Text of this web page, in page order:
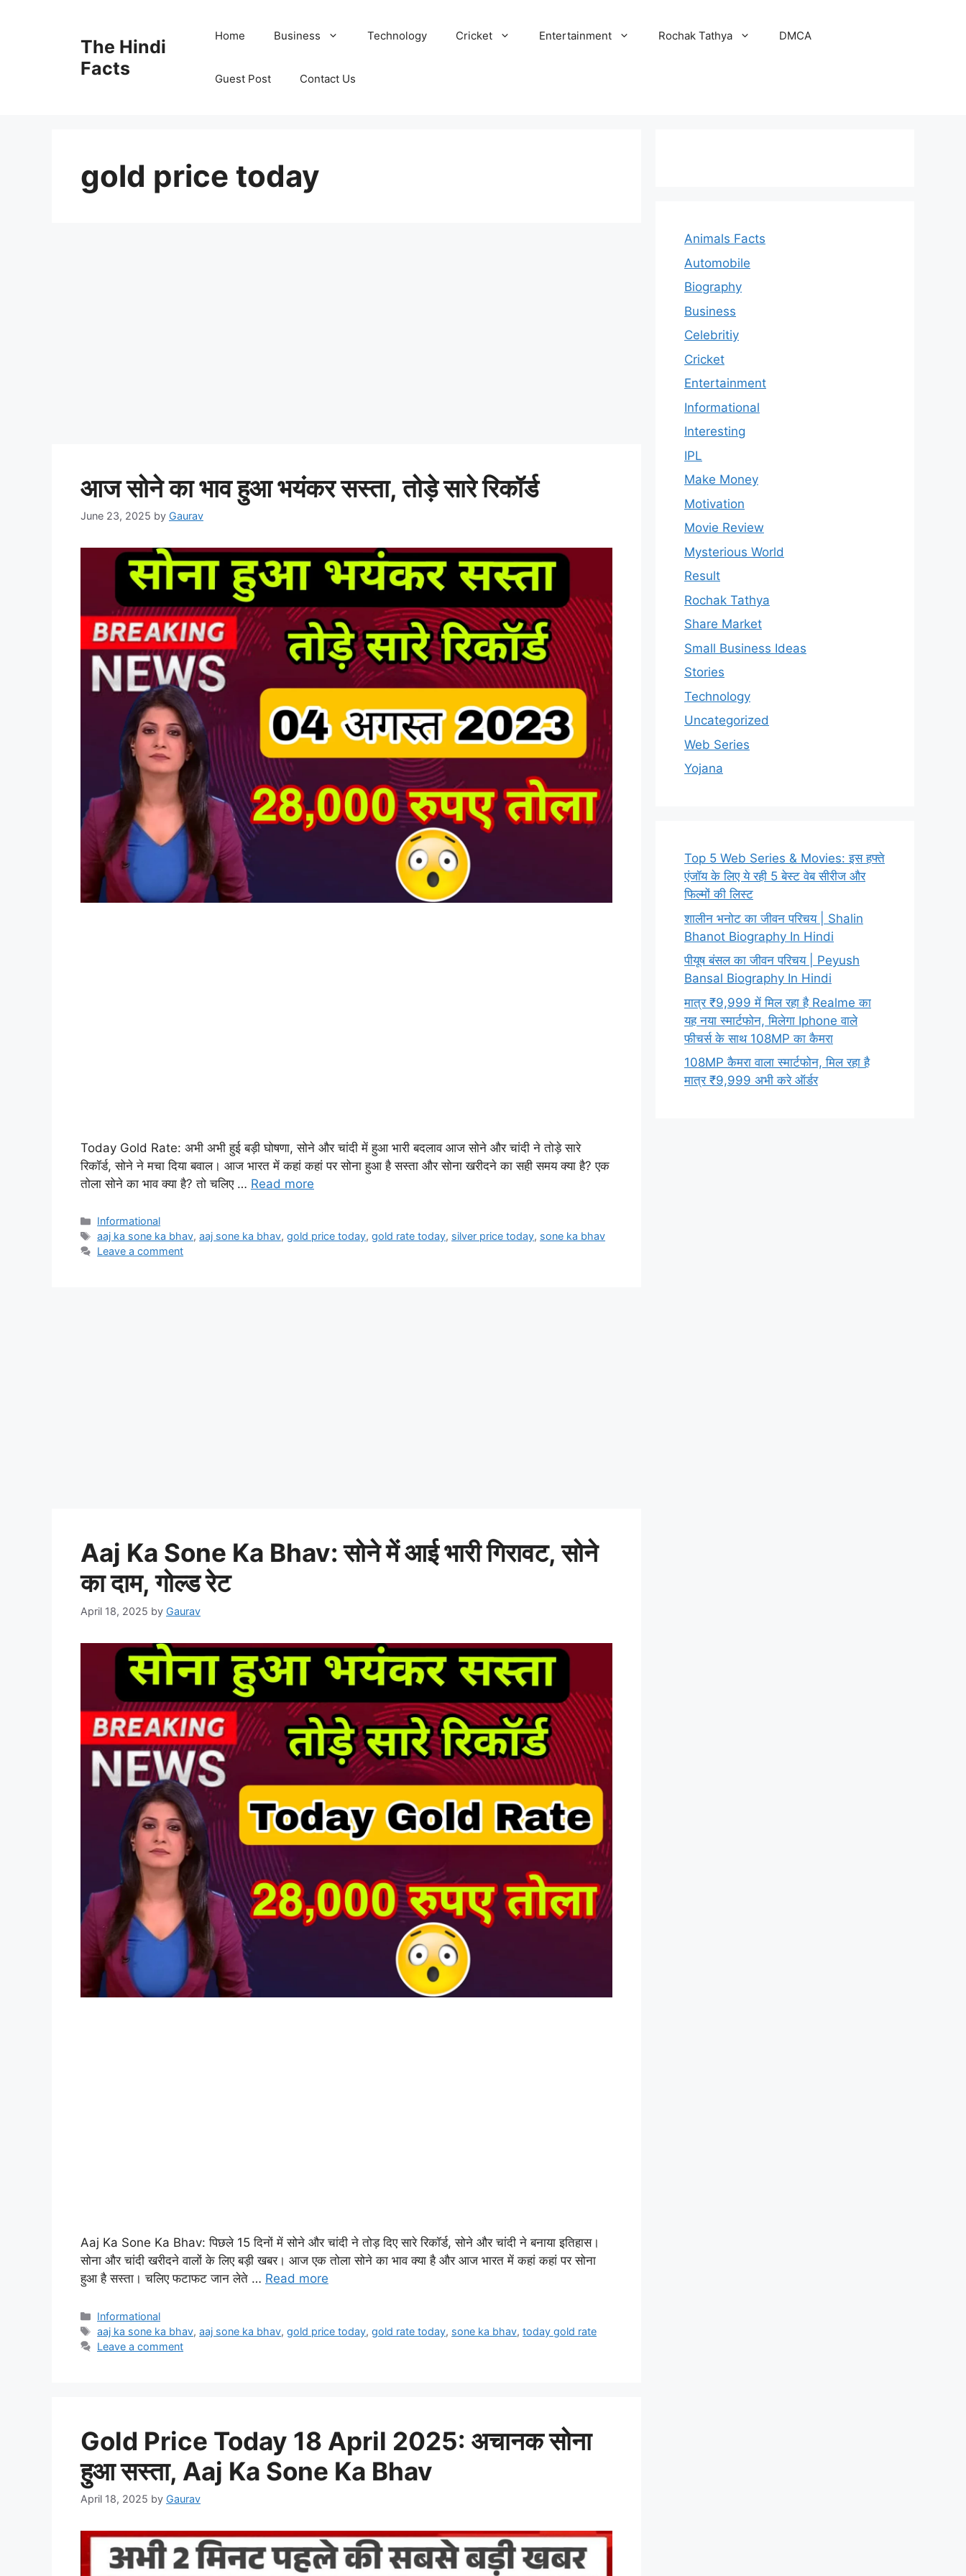
The Hindi
Facts
Home Business Technology Cricket Entertainment Rochak Tathya DMCA
Guest Post Contact Us
gold price today
आज सोने का भाव हुआ भयंकर सस्ता, तोड़े सारे रिकॉर्ड
June 23, 2025 by Gaurav
Today Gold Rate: अभी अभी हुई बड़ी घोषणा, सोने और चांदी में हुआ भारी बदलाव आज सोने और चांदी ने तोड़े सारे
रिकॉर्ड, सोने ने मचा दिया बवाल। आज भारत में कहां कहां पर सोना हुआ है सस्ता और सोना खरीदने का सही समय क्या है? एक
तोला सोने का भाव क्या है? तो चलिए … Read more
Informational
aaj ka sone ka bhav,aaj sone ka bhav,gold price today,gold rate today, silver price today, sone ka bhav
Leave a comment
Aaj Ka Sone Ka Bhav: सोने में आई भारी गिरावट, सोने
का दाम, गोल्ड रेट
April 18, 2025 by Gaurav
Aaj Ka Sone Ka Bhav: पिछले 15 दिनों में सोने और चांदी ने तोड़ दिए सारे रिकॉर्ड, सोने और चांदी ने बनाया इतिहास।
सोना और चांदी खरीदने वालों के लिए बड़ी खबर। आज एक तोला सोने का भाव क्या है और आज भारत में कहां कहां पर सोना
हुआ है सस्ता। चलिए फटाफट जान लेते … Read more
Informational
aaj ka sone ka bhav,aaj sone ka bhav,gold price today,gold rate today, sone ka bhav,today gold rate
Leave a comment
Gold Price Today 18 April 2025: अचानक सोना
हुआ सस्ता, Aaj Ka Sone Ka Bhav
April 18, 2025 by Gaurav
Animals Facts
Automobile
Biography
Business
Celebritiy
Cricket
Entertainment
Informational
Interesting
IPL
Make Money
Motivation
Movie Review
Mysterious World
Result
Rochak Tathya
Share Market
Small Business Ideas
Stories
Technology
Uncategorized
Web Series
Yojana
Top 5 Web Series & Movies: इस हफ्ते
एंजॉय के लिए ये रही 5 बेस्ट वेब सीरीज और
फिल्मों की लिस्ट
शालीन भनोट का जीवन परिचय | Shalin
Bhanot Biography In Hindi
पीयूष बंसल का जीवन परिचय | Peyush
Bansal Biography In Hindi
मात्र ₹9,999 में मिल रहा है Realme का
यह नया स्मार्टफोन, मिलेगा Iphone वाले
फीचर्स के साथ 108MP का कैमरा
108MP कैमरा वाला स्मार्टफोन, मिल रहा है
मात्र ₹9,999 अभी करे ऑर्डर